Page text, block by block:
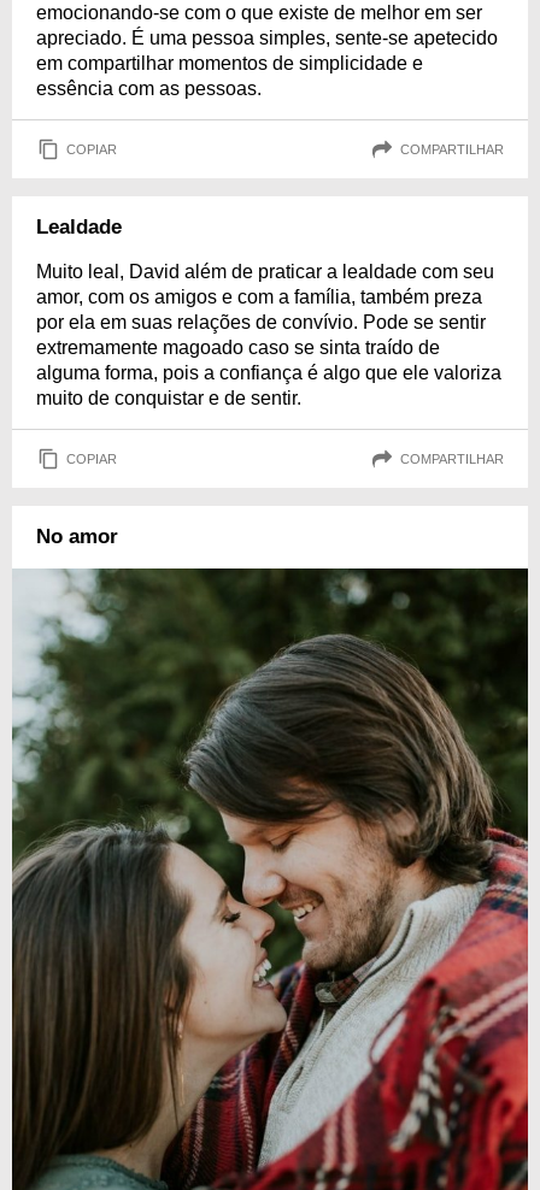
emocionando-se com o que existe de melhor em ser
apreciado. É uma pessoa simples, sente-se apetecido
em compartilhar momentos de simplicidade e
essência com as pessoas.
COPIAR COMPARTILHAR
Lealdade
Muito leal, David além de praticar a lealdade com seu
amor, com os amigos e com a família, também preza
por ela em suas relações de convívio. Pode se sentir
extremamente magoado caso se sinta traído de
alguma forma, pois a confiança é algo que ele valoriza
muito de conquistar e de sentir.
COPIAR COMPARTILHAR
No amor